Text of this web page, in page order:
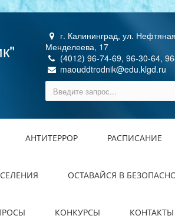
г. Калининград, ул.
Менделеева, 17
(4012) 96-74-69, 96-30-64,
maouddtrodnik@edu.klgd.ru
АНТИТЕРРОР РАСПИСАНИЕ
ОСТАВАЙСЯ В
КОНКУРСЫ КОНТАКТЫ